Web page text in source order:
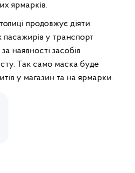
ярмарків.
продовжує діяти
у транспорт
наявності засобів
Так само маска буде
у магазин та на ярмарки.